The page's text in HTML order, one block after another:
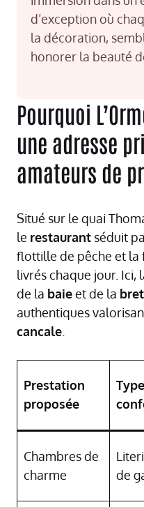
d’exception où
la décoration,
honorer la beauté
Pourquoi
une adresse
amateurs de
Situé sur le quai
le restaurant séduit
flottille de pêche et la
livrés chaque jour. Ici,
de la baieet de la
authentiques
cancale
Prestation
proposée
Chambres de
charme
de